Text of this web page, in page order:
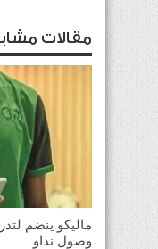
مقالات
ماليكو ينضم
وصول نداو